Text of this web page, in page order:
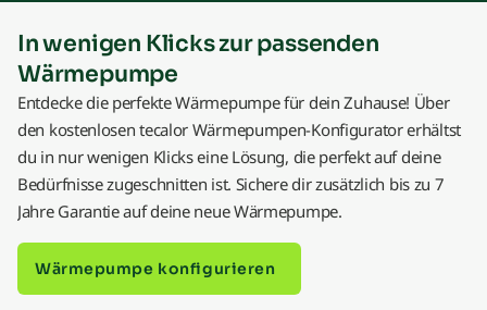
In wenigen Klicks zur passenden
Wärmepumpe
Entdecke die perfekte Wärmepumpe für dein Zuhause! Über
den kostenlosen tecalor Wärmepumpen-Konfigurator erhältst
du in nur wenigen Klicks eine Lösung, die perfekt auf deine
Bedürfnisse zugeschnitten ist. Sichere dir zusätzlich bis zu 7
Jahre Garantie auf deine neue Wärmepumpe.
Wärmepumpe konfigurieren